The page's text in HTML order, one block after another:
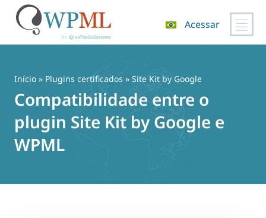
Acessar
Início » Plugins certificados » Site Kit by Google
Compatibilidade entre o
plugin Site Kit by Google e
WPML